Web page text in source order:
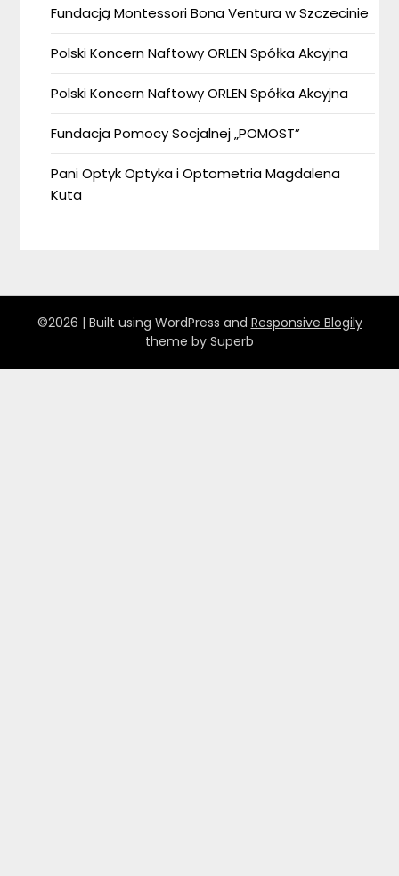
Fundacją Montessori Bona Ventura w Szczecinie
Polski Koncern Naftowy ORLEN Spółka Akcyjna
Polski Koncern Naftowy ORLEN Spółka Akcyjna
Fundacja Pomocy Socjalnej „POMOST”
Pani Optyk Optyka i Optometria Magdalena
Kuta
©2026 | Built using WordPress and Responsive Blogily
theme by Superb